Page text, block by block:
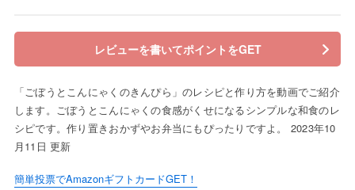
レビューを書いてポイントをGET
「ごぼうとこんにゃくのきんぴら」のレシピと作り方を動画でご紹介
します。ごぼうとこんにゃくの食感がくせになるシンプルな和食のレ
シピです。作り置きおかずやお弁当にもぴったりですよ。 2023年10
月11日 更新
簡単投票でAmazonギフトカードGET！